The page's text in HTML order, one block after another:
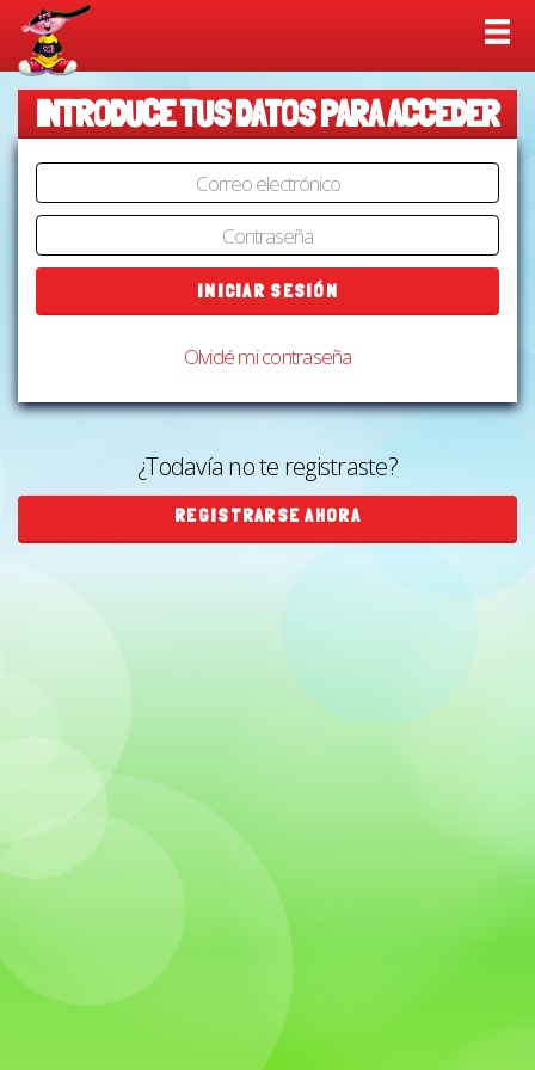
INTRODUCE TUS DATOS PARA ACCEDER
INICIAR SESIÓN
Olvidé mi contraseña
¿Todavía no te registraste?
REGISTRARSE AHORA